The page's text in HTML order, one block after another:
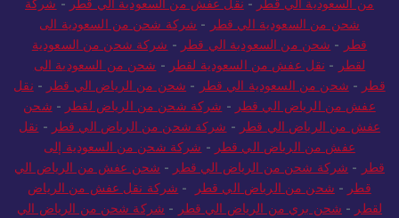
من السعودية الي قطر - نقل عفش من السعودية الي قطر - شركة
شحن من السعودية الي قطر - شركة شحن من السعودية الى
قطر - شحن من السعودية الي قطر - شركة شحن من السعودية
لقطر - نقل عفش من السعودية لقطر - شحن من السعودية الى
قطر - شحن من السعودية الي قطر - شحن من الرياض الي قطر - نقل
عفش من الرياض الي قطر - شركة شحن من الرياض لقطر - شحن
عفش من الرياض الي قطر - شركة شحن من الرياض الي قطر - نقل
عفش من الرياض الي قطر - شركة شحن من السعودية إلى
قطر - شركة شحن من الرياض الي قطر - شحن عفش من الرياض الي
قطر - شحن من الرياض الي قطر - شركة نقل عفش من الرياض
لقطر - شحن بري من الرياض الي قطر - شركة شحن من الرياض الي